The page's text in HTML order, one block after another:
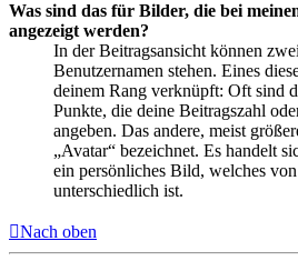
Was sind das für Bilder, die bei
angezeigt werden?
In der Beitragsansicht können
Benutzernamen stehen. Eines
deinem Rang verknüpft: Oft sind
Punkte, die deine Beitragszahl
angeben. Das andere, meist
„Avatar“ bezeichnet. Es handelt
ein persönliches Bild, welches
unterschiedlich ist.
Nach oben